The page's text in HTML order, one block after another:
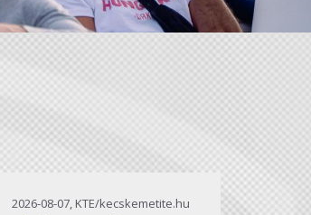
2026-08-07, KTE/kecskemetite.hu